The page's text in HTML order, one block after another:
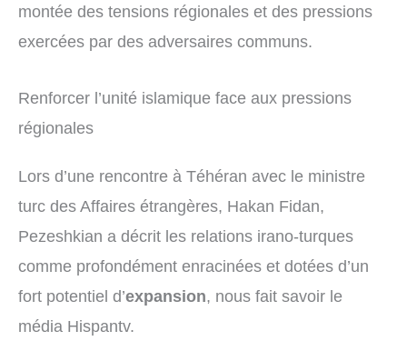
montée des tensions régionales et des pressions
exercées par des adversaires communs.
Renforcer l’unité islamique face aux pressions
régionales
Lors d’une rencontre à Téhéran avec le ministre
turc des Affaires étrangères, Hakan Fidan,
Pezeshkian a décrit les relations irano-turques
comme profondément enracinées et dotées d’un
fort potentiel d’expansion, nous fait savoir le
média Hispantv.